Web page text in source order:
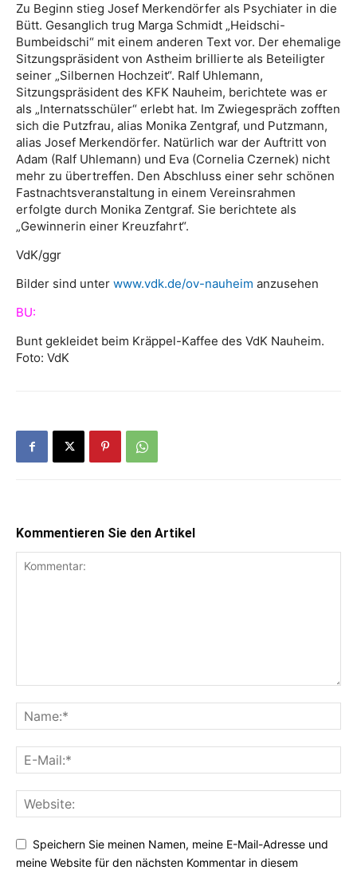
Zu Beginn stieg Josef Merkendörfer als Psychiater in die
Bütt. Gesanglich trug Marga Schmidt „Heidschi-
Bumbeidschi“ mit einem anderen Text vor. Der ehemalige
Sitzungspräsident von Astheim brillierte als Beteiligter
seiner „Silbernen Hochzeit“. Ralf Uhlemann,
Sitzungspräsident des KFK Nauheim, berichtete was er
als „Internatsschüler“ erlebt hat. Im Zwiegespräch zofften
sich die Putzfrau, alias Monika Zentgraf, und Putzmann,
alias Josef Merkendörfer. Natürlich war der Auftritt von
Adam (Ralf Uhlemann) und Eva (Cornelia Czernek) nicht
mehr zu übertreffen. Den Abschluss einer sehr schönen
Fastnachtsveranstaltung in einem Vereinsrahmen
erfolgte durch Monika Zentgraf. Sie berichtete als
„Gewinnerin einer Kreuzfahrt“.
VdK/ggr
Bilder sind unter www.vdk.de/ov-nauheim anzusehen
BU:
Bunt gekleidet beim Kräppel-Kaffee des VdK Nauheim.
Foto: VdK
Kommentieren Sie den Artikel
Speichern Sie meinen Namen, meine E-Mail-Adresse und
meine Website für den nächsten Kommentar in diesem